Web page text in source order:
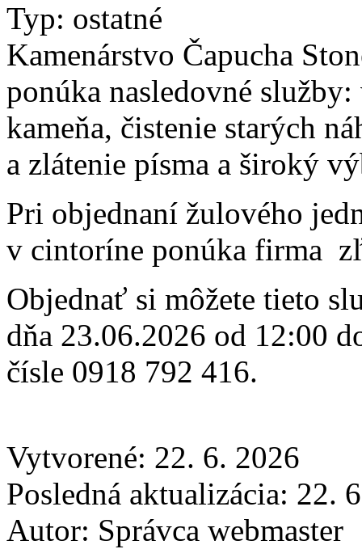
Typ: ostatné
Kamenárstvo Čapucha
ponúka nasledovné
kameňa, čistenie starých
a zlátenie písma a široký
Pri objednaní žulového
v cintoríne ponúka firma
Objednať si môžete tieto
dňa 23.06.2026 od 12:00
čísle 0918 792 416.
Vytvorené: 22. 6. 2026
Posledná aktualizácia: 22.
Autor: Správca webmaster